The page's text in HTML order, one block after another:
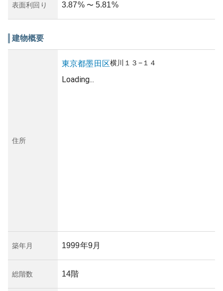
表面利回り 3.87% 〜 5.81%
建物概要
住所
東京都墨田区横川 １３−１４
Loading...
築年月 1999年9月
総階数 14階